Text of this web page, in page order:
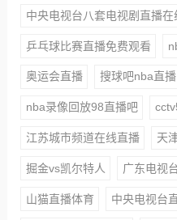
中央电视台八套电视剧直播在
乒乓球比赛直播免费观看
奥运会直播 搜球吧nba直播
nba录像回放98直播吧
江苏城市频道在线直播 天
掘金vs凯尔特人 广东电视
山猫直播体育 中央电视台